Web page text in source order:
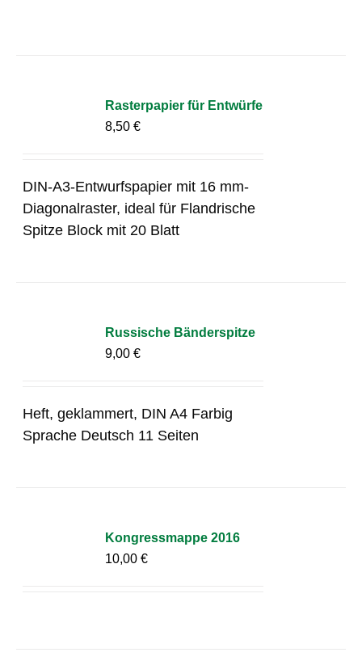
Rasterpapier für Entwürfe
8,50€
DIN-A3-Entwurfspapier mit 16 mm-
Diagonalraster, ideal für Flandrische
Spitze Block mit 20 Blatt
Russische Bänderspitze
9,00€
Heft, geklammert, DIN A4 Farbig
Sprache Deutsch 11 Seiten
Kongressmappe 2016
10,00€